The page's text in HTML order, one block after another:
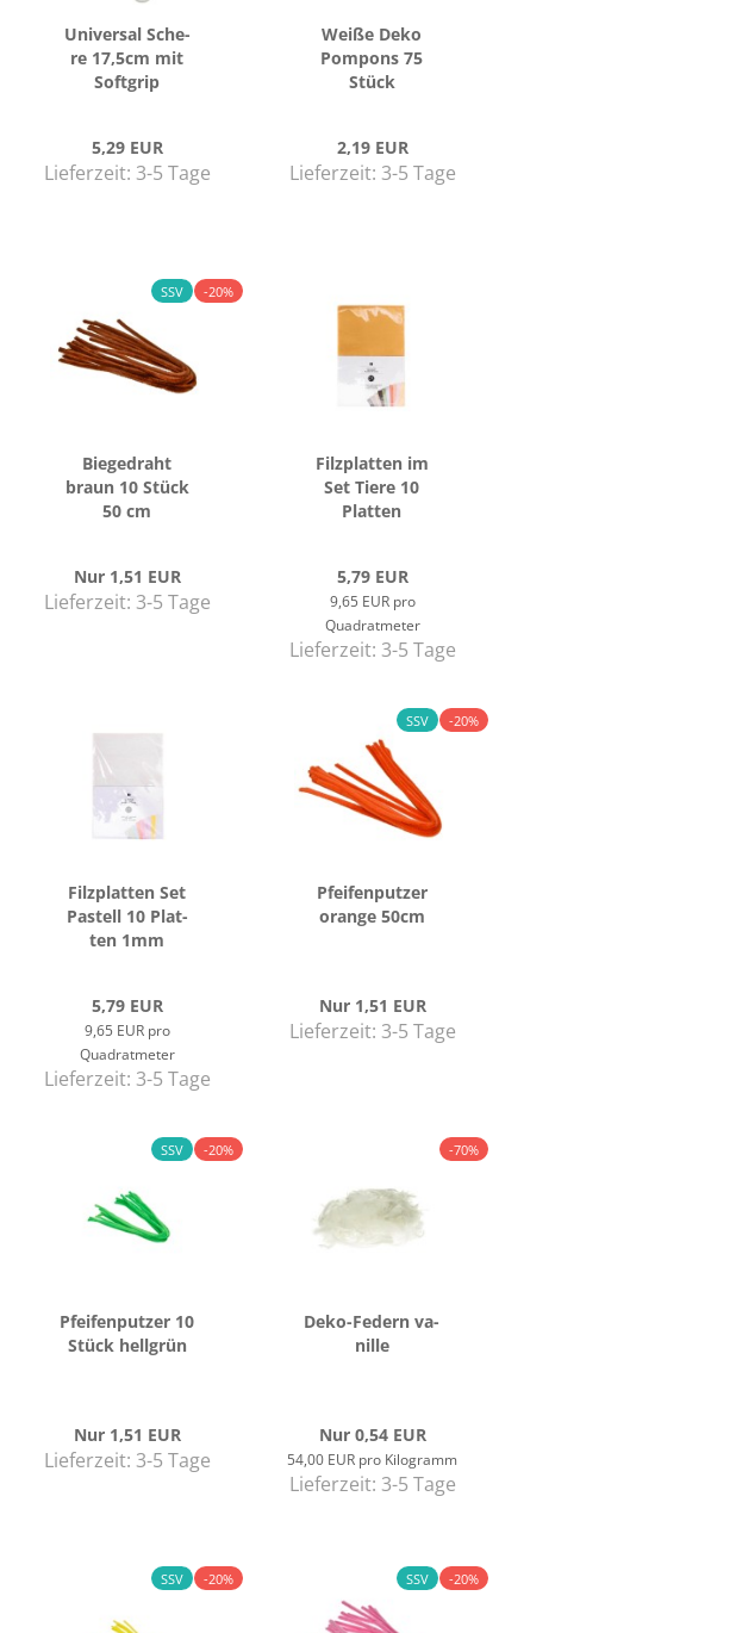
Uni­ver­sal Sche­
re 17,5cm mit
Soft­grip
5,29 EUR
Lieferzeit: 3-5 Tage
Weiße Deko
Pom­pons 75
Stück
2,19 EUR
Lieferzeit: 3-5 Tage
SSV -20%
Bie­ge­draht
braun 10 Stück
50 cm
Nur 1,51 EUR
Lieferzeit: 3-5 Tage
Filz­plat­ten im
Set Tiere 10
Plat­ten
5,79 EUR
9,65 EUR pro
Quadratmeter
Lieferzeit: 3-5 Tage
Filz­plat­ten Set
Pas­tell 10 Plat­
ten 1mm
5,79 EUR
9,65 EUR pro
Quadratmeter
Lieferzeit: 3-5 Tage
SSV -20%
Pfei­fen­put­zer
oran­ge 50cm
Nur 1,51 EUR
Lieferzeit: 3-5 Tage
SSV -20%
Pfei­fen­put­zer 10
Stück hell­grün
Nur 1,51 EUR
Lieferzeit: 3-5 Tage
-70%
Deko-​Fe­dern va­
nil­le
Nur 0,54 EUR
54,00 EUR pro Kilogramm
Lieferzeit: 3-5 Tage
SSV -20% SSV -20%